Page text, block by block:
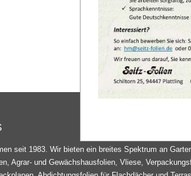
seit 1983. Wir bieten ein breites Spektrum an
Agrar- und Gewächshausfolien, Vliese,